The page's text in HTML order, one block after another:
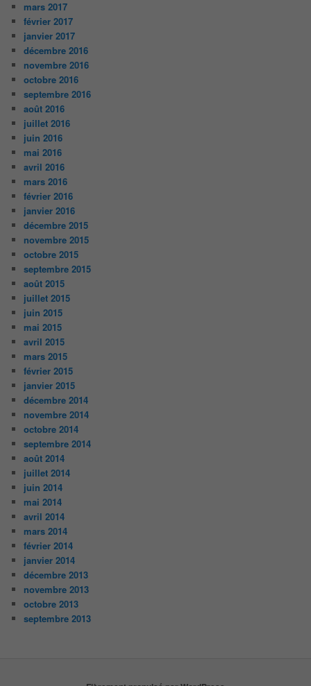
mars 2017
février 2017
janvier 2017
décembre 2016
novembre 2016
octobre 2016
septembre 2016
août 2016
juillet 2016
juin 2016
mai 2016
avril 2016
mars 2016
février 2016
janvier 2016
décembre 2015
novembre 2015
octobre 2015
septembre 2015
août 2015
juillet 2015
juin 2015
mai 2015
avril 2015
mars 2015
février 2015
janvier 2015
décembre 2014
novembre 2014
octobre 2014
septembre 2014
août 2014
juillet 2014
juin 2014
mai 2014
avril 2014
mars 2014
février 2014
janvier 2014
décembre 2013
novembre 2013
octobre 2013
septembre 2013